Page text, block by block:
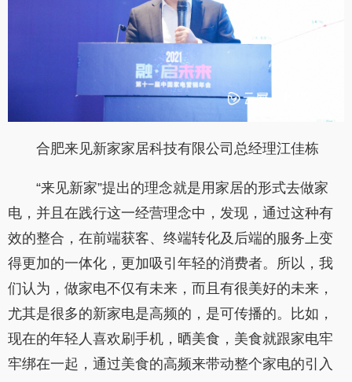
合肥来见新家家居科技有限公司总经理江佳栋
“来见新家”提出的理念就是用家居的形式去做家
电，并且在践行这一经营理念中，发现，通过这种有
效的整合，在前端获客、终端转化及后端的服务上变
得更加的一体化，更加吸引年轻的消费者。所以，我
们认为，做家电不仅有未来，而且有很美好的未来，
尤其是很多的新家电是高频的，是可传播的。比如，
现在的年轻人喜欢刷手机，晒美食，美食就跟家电牢
牢绑在一起，通过美食的高频来带动整个家电的引入